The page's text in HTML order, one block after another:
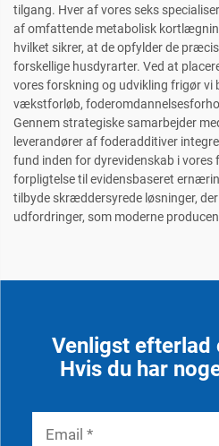
tilgang. Hver af vores seks
af omfattende metabolisk
hvilket sikrer, at de opfylder de
forskellige husdyrarter. Ved at
vores forskning og udvikling frigør vi
vækstforløb,
Gennem strategiske samarbejder
leverandører af foderadditiver
fund inden for dyrevidenskab i vores
forpligtelse til evidensbaseret
tilbyde skræddersyrede løsninger,
udfordringer, som moderne
Venligst efterlad
Hvis du har